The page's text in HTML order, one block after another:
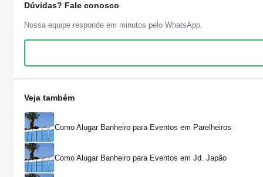
Dúvidas? Fale conosco
Nossa equipe responde em minutos pelo WhatsApp.
Veja também
Como Alugar Banheiro para Eventos em Parelheiros
Como Alugar Banheiro para Eventos em Jd. Japão